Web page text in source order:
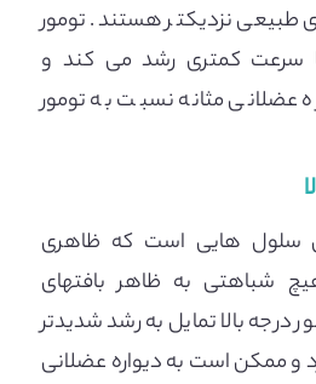
طبیعی نزدیکتر هستند. تومور
سرعت کمتری رشد می کند و
عضلانی مثانه نسبت به تومور
سلول هایی است که ظاهری
شباهتی به ظاهر بافتهای
درجه بالا تمایل به رشد شدیدتر
و ممکن است به دیواره عضلانی